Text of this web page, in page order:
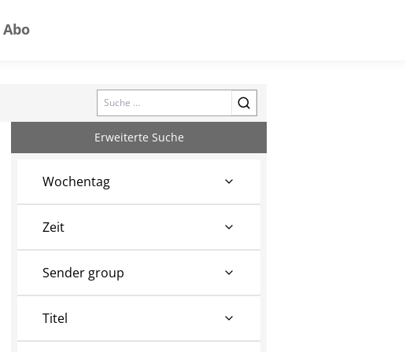
Abo
Search
Erweiterte Suche
Wochentag
Zeit
Sender group
Titel